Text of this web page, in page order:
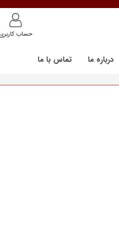
حساب کاربری
درباره ما تماس با ما